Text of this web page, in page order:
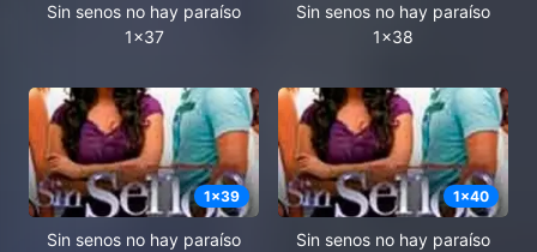
Sin senos no hay paraíso
1x37
Sin senos no hay paraíso
1x38
1x39
Sin senos no hay paraíso
1x40
Sin senos no hay paraíso